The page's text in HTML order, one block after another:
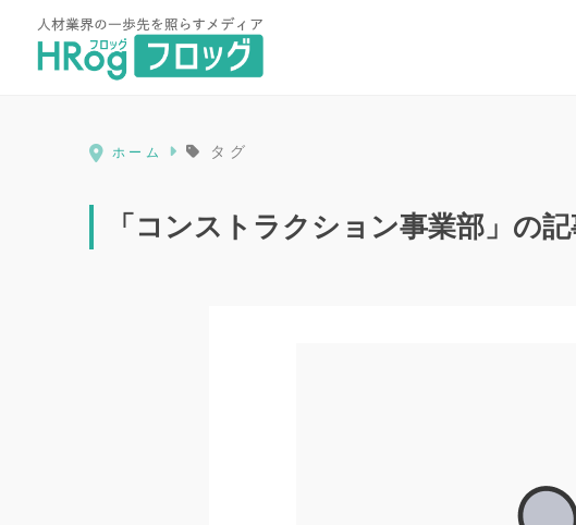
HRog | 人材業界の一歩先を照らすメディ
ホーム タグ
「コンストラクション事業部」の